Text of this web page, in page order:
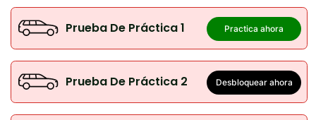
Prueba De Práctica 1 Practica ahora
Prueba De Práctica 2 Desbloquear ahora